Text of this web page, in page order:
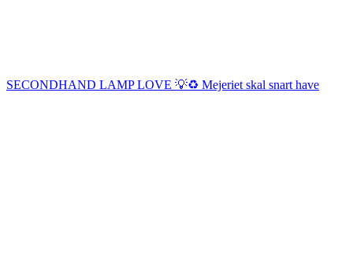
SECONDHAND LAMP LOVE 💡♻️ Mejeriet skal snart have